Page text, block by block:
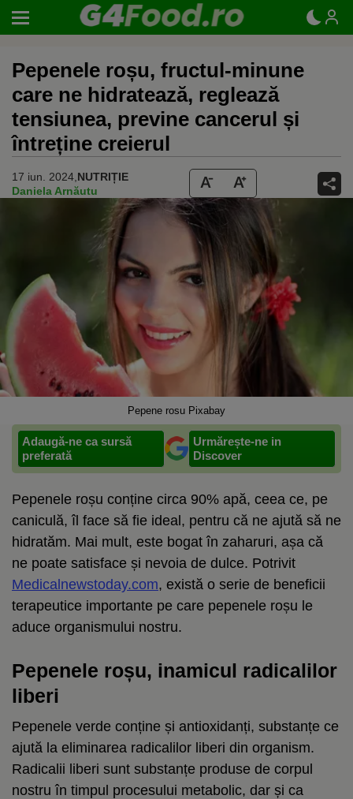
Pepenele roșu, fructul-minune
care ne hidratează, reglează
tensiunea, previne cancerul și
întreține creierul
17 iun. 2024, NUTRIȚIE
Daniela Arnăutu
Pepene rosu Pixabay
Adaugă-ne ca sursă
preferată
Urmărește-ne in
Discover
Pepenele roșu conține circa 90% apă, ceea ce, pe
caniculă, îl face să fie ideal, pentru că ne ajută să ne
hidratăm. Mai mult, este bogat în zaharuri, așa că
ne poate satisface și nevoia de dulce. Potrivit
Medicalnewstoday.com, există o serie de beneficii
terapeutice importante pe care pepenele roșu le
aduce organismului nostru.
Pepenele roșu, inamicul radicalilor
liberi
Pepenele verde conține și antioxidanți, substanțe ce
ajută la eliminarea radicalilor liberi din organism.
Radicalii liberi sunt substanțe produse de corpul
nostru în timpul procesului metabolic, dar și ca